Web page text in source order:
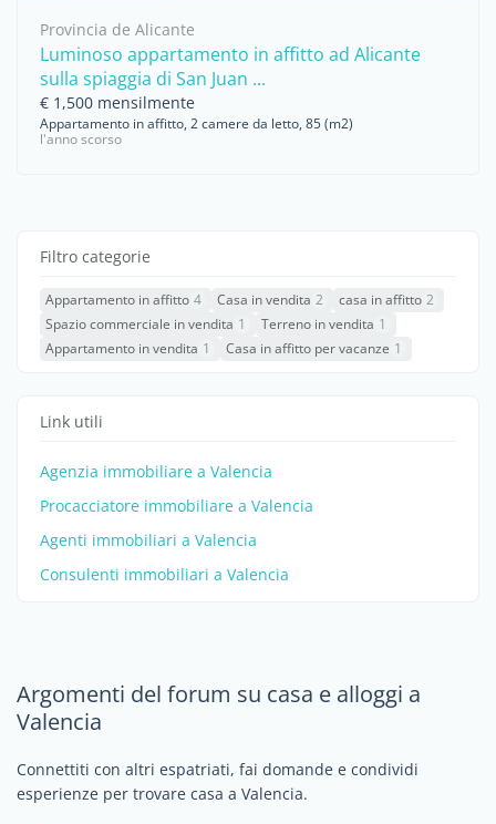
Provincia de Alicante
Luminoso appartamento in affitto ad Alicante
sulla spiaggia di San Juan ...
€ 1,500 mensilmente
Appartamento in affitto, 2 camere da letto, 85 (m2)
l'anno scorso
Filtro categorie
Appartamento in affitto 4 Casa in vendita 2 casa in affitto 2
Spazio commerciale in vendita 1 Terreno in vendita 1
Appartamento in vendita 1 Casa in affitto per vacanze 1
Link utili
Agenzia immobiliare a Valencia
Procacciatore immobiliare a Valencia
Agenti immobiliari a Valencia
Consulenti immobiliari a Valencia
Argomenti del forum su casa e alloggi a
Valencia
Connettiti con altri espatriati, fai domande e condividi
esperienze per trovare casa a Valencia.